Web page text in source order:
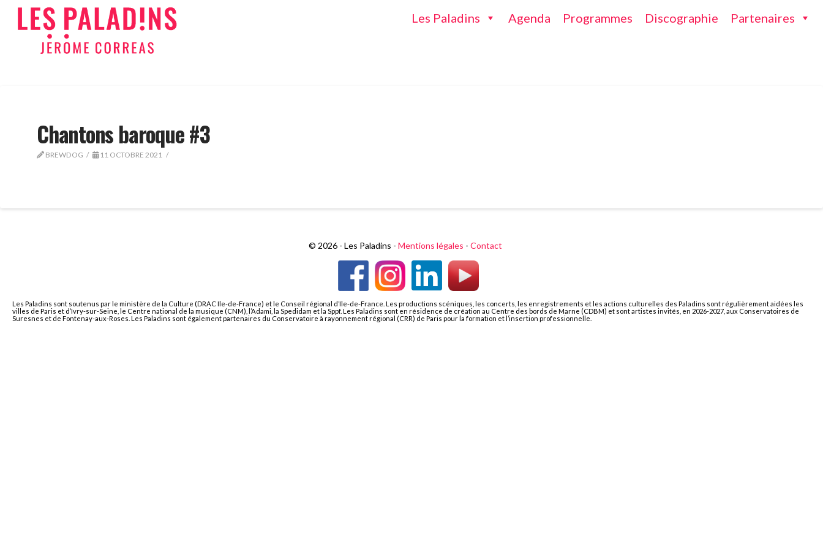
Les Paladins Agenda Programmes Discographie Partenaires
Chantons baroque #3
BREWDOG 11 OCTOBRE 2021
© 2026 - Les Paladins - Mentions légales - Contact
Les Paladins sont soutenus par le ministère de la Culture (DRAC Ile-de-France) et le Conseil régional d’Ile-de-France. Les productions scéniques, les concerts, les enregistrements et les actions culturelles des Paladins sont régulièrement aidées les
villes de Paris et d’Ivry-sur-Seine, le Centre national de la musique (CNM), l’Adami, la Spedidam et la Sppf. Les Paladins sont en résidence de création au Centre des bords de Marne (CDBM) et sont artistes invités, en 2026-2027, aux Conservatoires de
Suresnes et de Fontenay-aux-Roses. Les Paladins sont également partenaires du Conservatoire à rayonnement régional (CRR) de Paris pour la formation et l’insertion professionnelle.